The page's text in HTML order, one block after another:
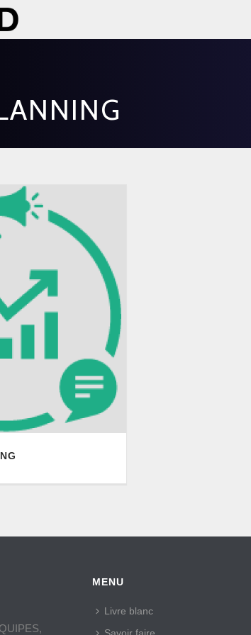
MENU
Livre blanc
Savoir faire